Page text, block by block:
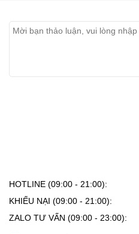
HOTLINE (09:00 - 21:00):
KHIẾU NẠI (09:00 - 21:00):
ZALO TƯ VẤN (09:00 - 23:00):